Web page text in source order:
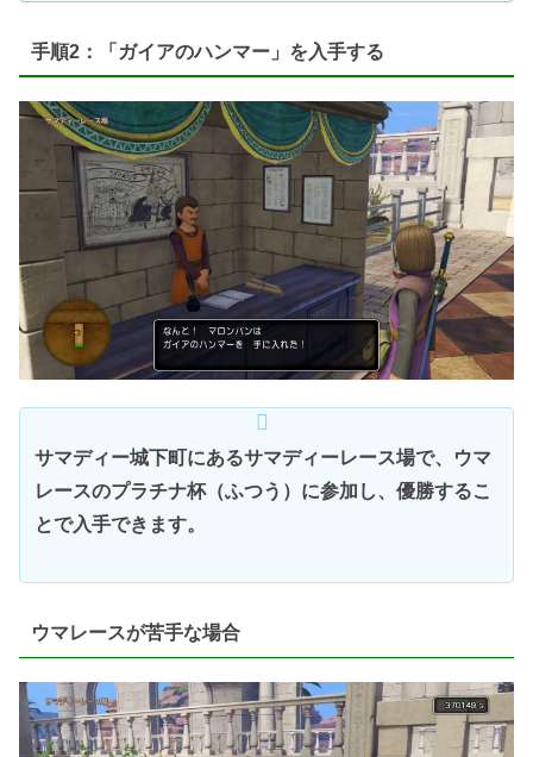
手順2：「ガイアのハンマー」を入手する
サマディー城下町にあるサマディーレース場で、ウマ
レースのプラチナ杯（ふつう）に参加し、優勝するこ
とで入手できます。
ウマレースが苦手な場合